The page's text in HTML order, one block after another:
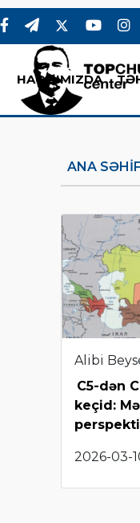
HAQQIMIZDA
ANA
Alibi
C5-dən
keçid:
2026-03-